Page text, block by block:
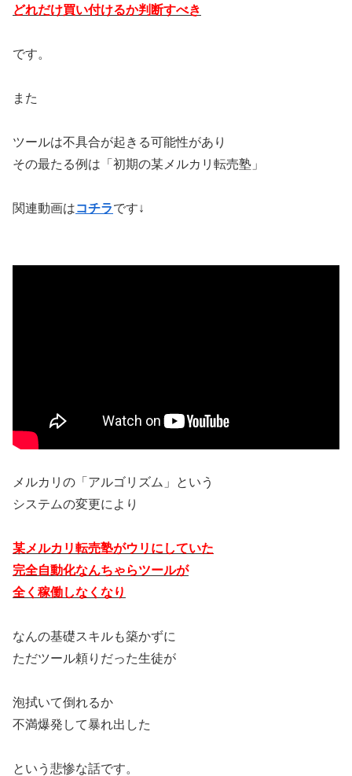
どれだけ買い付けるか判断すべき
です。
また
ツールは不具合が起きる可能性があり
その最たる例は「初期の某メルカリ転売塾」
関連動画はコチラです↓
メルカリの「アルゴリズム」という
システムの変更により
某メルカリ転売塾がウリにしていた
完全自動化なんちゃらツールが
全く稼働しなくなり
なんの基礎スキルも築かずに
ただツール頼りだった生徒が
泡拭いて倒れるか
不満爆発して暴れ出した
という悲惨な話です。